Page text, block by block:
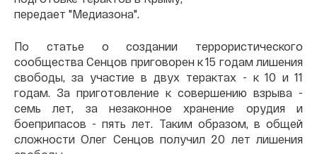
передает "Медиазона".
По статье о создании террористического
сообщества Сенцов приговорен к 15 годам лишения
свободы, за участие в двух терактах - к 10 и 11
годам. За приготовление к совершению взрыва -
семь лет, за незаконное хранение орудия и
боеприпасов - пять лет. Таким образом, в общей
сложности Олег Сенцов получил 20 лет лишения